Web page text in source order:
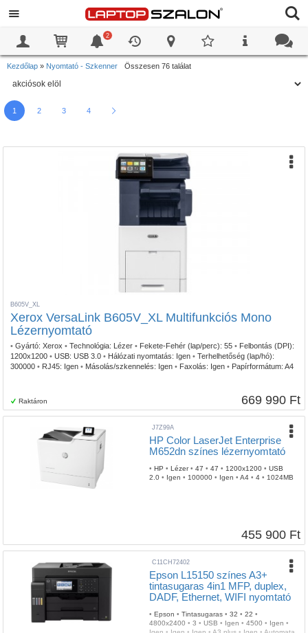
2
Kezdőlap » Nyomtató - Szkenner Összesen 76 találat
1 2 3 4
Raktáron
B605V_XL
Xerox VersaLink B605V_XL Multifunkciós Mono
Lézernyomtató
• Gyártó: Xerox • Technológia: Lézer • Fekete-Fehér (lap/perc): 55 • Felbontás (DPI):
1200x1200 • USB: USB 3.0 • Hálózati nyomtatás: Igen • Terhelhetőség (lap/hó):
300000 • RJ45: Igen • Másolás/szkennelés: Igen • Faxolás: Igen • Papírformátum: A4
669 990 Ft
J7Z99A
HP Color LaserJet Enterprise
M652dn színes lézernyomtató
• HP • Lézer • 47 • 47 • 1200x1200 • USB
2.0 • Igen • 100000 • Igen • A4 • 4 • 1024MB
455 900 Ft
C11CH72402
Epson L15150 színes A3+
tintasugaras 4in1 MFP, duplex,
DADF, Ethernet, WIFI nyomtató
• Epson • Tintasugaras • 32 • 22 •
4800x2400 • 3 • USB • Igen • 4500 • Igen •